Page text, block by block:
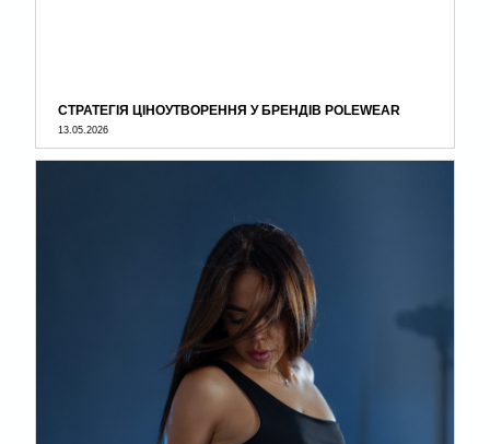
СТРАТЕГІЯ ЦІНОУТВОРЕННЯ У БРЕНДІВ POLEWEAR
13.05.2026